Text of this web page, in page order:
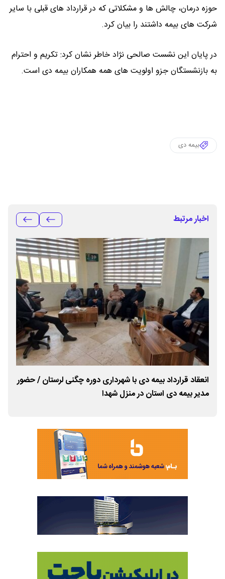
حوزه درمان، چالش ها و مشکلاتی که در قرارداد های قبلی با سایر
شرکت های بیمه داشتند را بیان کرد.
در پایان این نشست صالحی نژاد خاطر نشان کرد: تکریم و احترام
به بازنشستگان جزو اولویت های همه همکاران بیمه دی است.
بیمه دی
اخبار مرتبط
انعقاد قرارداد بیمه دی با شهرداری دوره چگنی لرستان / حضور
مدیر بیمه دی استان در منزل شهدا